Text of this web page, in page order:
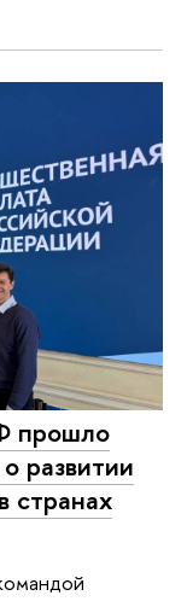
прошло
развитии
странах